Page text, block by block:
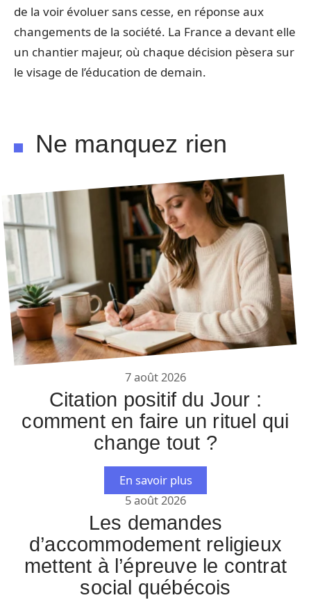
de la voir évoluer sans cesse, en réponse aux
changements de la société. La France a devant elle
un chantier majeur, où chaque décision pèsera sur
le visage de l’éducation de demain.
Ne manquez rien
7 août 2026
Citation positif du Jour :
comment en faire un rituel qui
change tout ?
En savoir plus
5 août 2026
Les demandes
d’accommodement religieux
mettent à l’épreuve le contrat
social québécois